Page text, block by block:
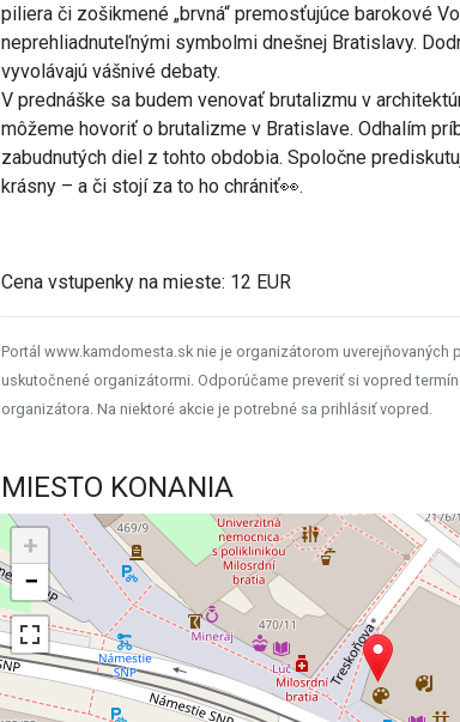
piliera či zošikmené „brvná“ premosťujúce barokové
neprehliadnuteľnými symbolmi dnešnej Bratislavy.
vyvolávajú vášnivé debaty.
V prednáške sa budem venovať brutalizmu v
môžeme hovoriť o brutalizme v Bratislave. Odhalím
zabudnutých diel z tohto obdobia. Spoločne
krásny – a či stojí za to ho chrániť👀.
Cena vstupenky na mieste: 12 EUR
Portál www.kamdomesta.sk nie je organizátorom
uskutočnené organizátormi. Odporúčame preveriť si vopred
organizátora. Na niektoré akcie je potrebné sa prihlásiť vopred.
MIESTO KONANIA
+
−